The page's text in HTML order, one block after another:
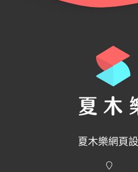
夏木樂網頁